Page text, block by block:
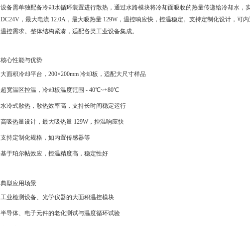
设备需单独配备冷却水循环装置进行散热，通过水路模块将冷却面吸收的热量传递给冷却水，
DC24V，最大电流 12.0A，最大吸热量 129W，温控响应快，控温稳定。支持定制化设计，可
温控需求。整体结构紧凑，适配各类工业设备集成。
核心性能与优势
大面积冷却平台，200×200mm 冷却板，适配大尺寸样品
超宽温区控温，冷却板温度范围 - 40℃~+80℃
水冷式散热，散热效率高，支持长时间稳定运行
高吸热量设计，最大吸热量 129W，控温响应快
支持定制化规格，如内置传感器等
基于珀尔帖效应，控温精度高，稳定性好
典型应用场景
工业检测设备、光学仪器的大面积温控模块
半导体、电子元件的老化测试与温度循环试验